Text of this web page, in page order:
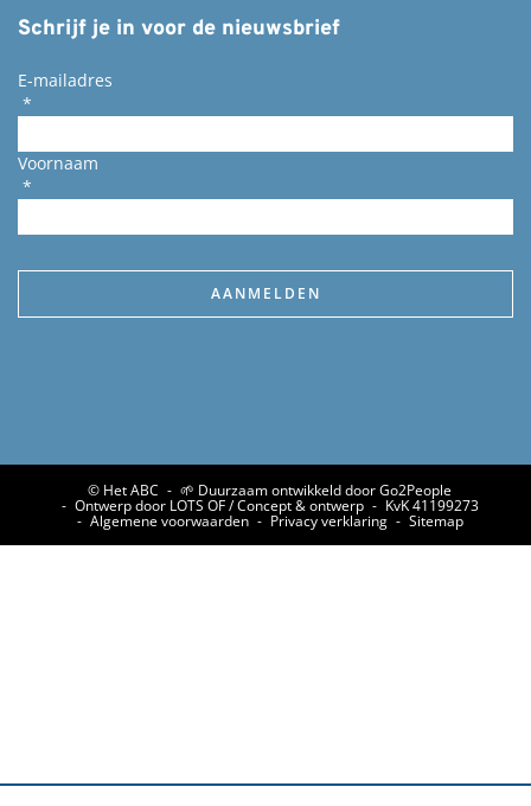
Schrijf je in voor de nieuwsbrief
E-mailadres
*
Voornaam
*
© Het ABC 🌱 Duurzaam ontwikkeld door Go2People
Ontwerp door LOTS OF / Concept & ontwerp KvK 41199273
Algemene voorwaarden Privacy verklaring Sitemap